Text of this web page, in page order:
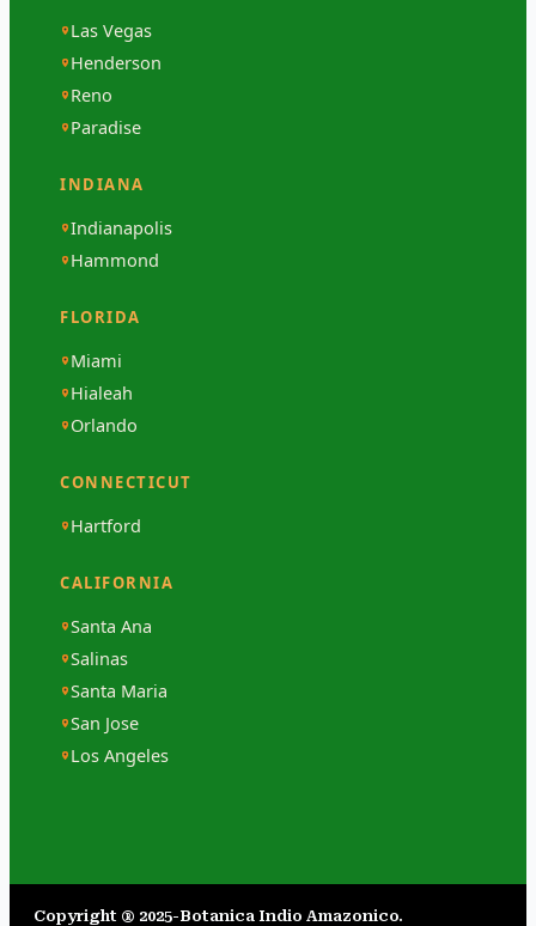
Las Vegas
Henderson
Reno
Paradise
INDIANA
Indianapolis
Hammond
FLORIDA
Miami
Hialeah
Orlando
CONNECTICUT
Hartford
CALIFORNIA
Santa Ana
Salinas
Santa Maria
San Jose
Los Angeles
Copyright ® 2025-Botanica Indio Amazonico.​